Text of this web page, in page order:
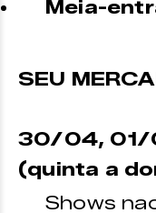
Meia-
SEU
30/04,
(quinta a
Shows